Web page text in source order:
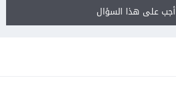
أجب على هذا السؤال